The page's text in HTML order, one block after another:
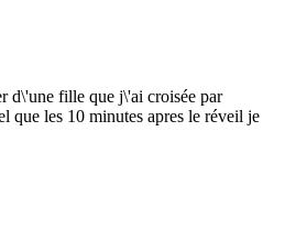
d\'une fille que j\'ai croisée par
que les 10 minutes apres le réveil je